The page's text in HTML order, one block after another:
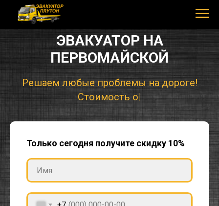
ЭВАКУАТОР НА
ПЕРВОМАЙСКОЙ
Решаем любые проблем|